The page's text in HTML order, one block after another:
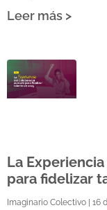
Leer más >
La
para fidelizar
Imaginario Colectivo 16